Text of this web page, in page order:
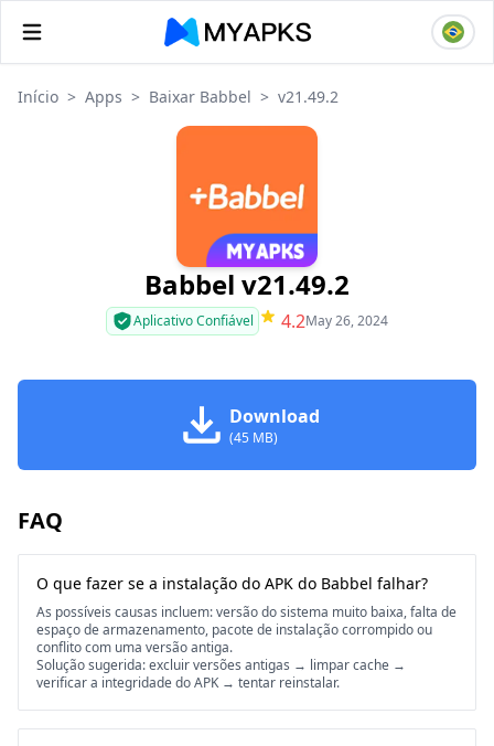
Início > Apps > Baixar Babbel > v21.49.2
Babbel v21.49.2
Aplicativo Confiável 4.2May 26, 2024
Download
(45 MB)
FAQ
O que fazer se a instalação do APK do Babbel falhar?
As possíveis causas incluem: versão do sistema muito baixa, falta de
espaço de armazenamento, pacote de instalação corrompido ou
conflito com uma versão antiga.
Solução sugerida: excluir versões antigas → limpar cache →
verificar a integridade do APK → tentar reinstalar.